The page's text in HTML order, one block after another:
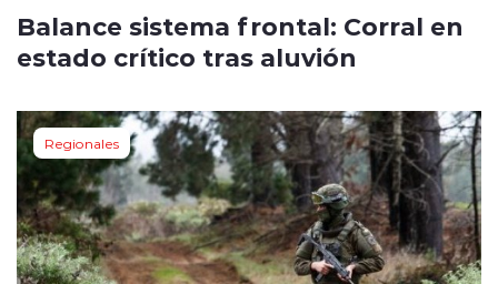
Balance sistema frontal: Corral en
estado crítico tras aluvión
Regionales